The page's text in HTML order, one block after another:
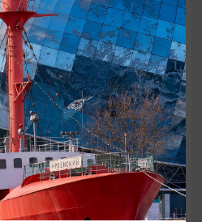
«Истории Куршской
13:00